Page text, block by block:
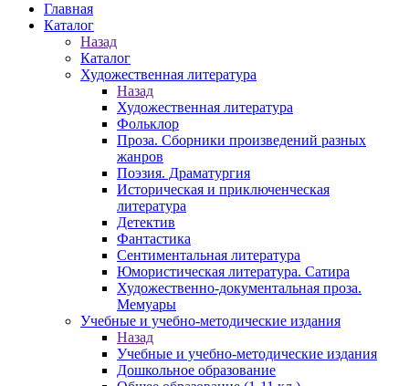
Главная
Каталог
Назад
Каталог
Художественная литература
Назад
Художественная литература
Фольклор
Проза. Сборники произведений разных
жанров
Поэзия. Драматургия
Историческая и приключенческая
литература
Детектив
Фантастика
Сентиментальная литература
Юмористическая литература. Сатира
Художественно-документальная проза.
Мемуары
Учебные и учебно-методические издания
Назад
Учебные и учебно-методические издания
Дошкольное образование